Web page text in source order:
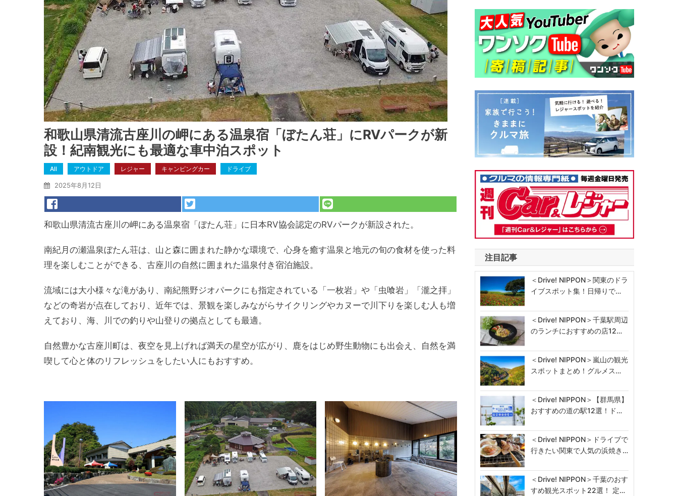
和歌山県清流古座川の岬にある温泉宿「ぼたん荘」にRVパークが新
設！紀南観光にも最適な車中泊スポット
All アウトドア レジャー キャンピングカー ドライブ
2025年8月12日
和歌山県清流古座川の岬にある温泉宿「ぼたん荘」に日本RV協会認定のRVパークが新設された。
南紀月の瀬温泉ぼたん荘は、山と森に囲まれた静かな環境で、心身を癒す温泉と地元の旬の食材を使った料
理を楽しむことができる、古座川の自然に囲まれた温泉付き宿泊施設。
流域には大小様々な滝があり、南紀熊野ジオパークにも指定されている「一枚岩」や「虫喰岩」「瀧之拝」
などの奇岩が点在しており、近年では、景観を楽しみながらサイクリングやカヌーで川下りを楽しむ人も増
えており、海、川での釣りや山登りの拠点としても最適。
自然豊かな古座川町は、夜空を見上げれば満天の星空が広がり、鹿をはじめ野生動物にも出会え、自然を満
喫して心と体のリフレッシュをしたい人にもおすすめ。
注目記事
＜Drive! NIPPON＞関東のドラ
イブスポット集！日帰りで…
＜Drive! NIPPON＞千葉駅周辺
のランチにおすすめの店12…
＜Drive! NIPPON＞嵐山の観光
スポットまとめ！グルメス…
＜Drive! NIPPON＞【群馬県】
おすすめの道の駅12選！ド…
＜Drive! NIPPON＞ドライブで
行きたい関東で人気の浜焼き…
＜Drive! NIPPON＞千葉のおす
すめ観光スポット22選！ 定…